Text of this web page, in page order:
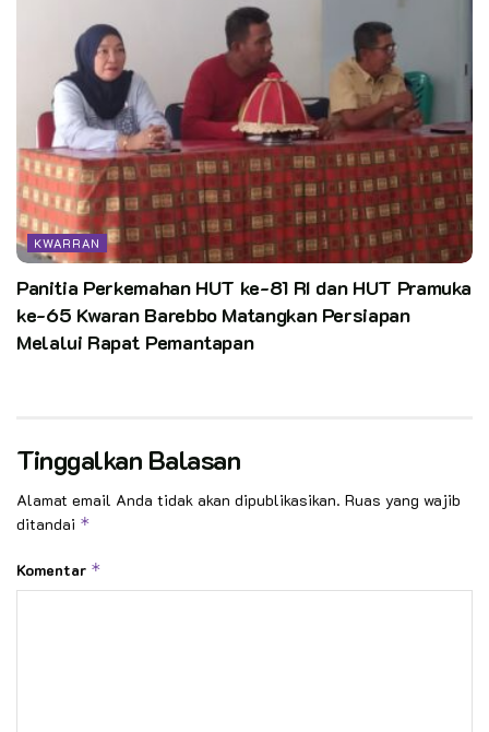
KWARRAN
Panitia Perkemahan HUT ke-81 RI dan HUT Pramuka
ke-65 Kwaran Barebbo Matangkan Persiapan
Melalui Rapat Pemantapan
Tinggalkan Balasan
Alamat email Anda tidak akan dipublikasikan. Ruas yang wajib
ditandai *
Komentar *